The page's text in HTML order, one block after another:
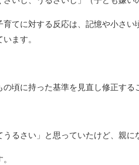
てに対する反応は、記憶や小さ
ます。
頃に持った基準を見直し修正する
るさい」と思っていたけど、親に